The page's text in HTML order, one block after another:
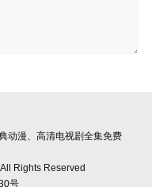
动漫、高清电视剧全集免费
Rights Reserved
号